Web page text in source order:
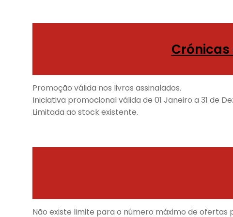
Crónicas
Promoção válida nos livros assinalados.
Iniciativa promocional válida de 01 Janeiro a 31 de
Limitada ao stock existente.
Não existe limite para o número máximo de ofertas